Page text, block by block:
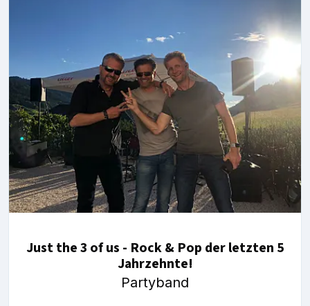
Just the 3 of us - Rock & Pop der letzten 5
Jahrzehnte!
Partyband